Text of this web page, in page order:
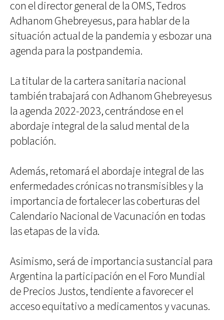
con el director general de la OMS, Tedros
Adhanom Ghebreyesus, para hablar de la
situación actual de la pandemia y esbozar una
agenda para la postpandemia.
La titular de la cartera sanitaria nacional
también trabajará con Adhanom Ghebreyesus
la agenda 2022-2023, centrándose en el
abordaje integral de la salud mental de la
población.
Además, retomará el abordaje integral de las
enfermedades crónicas no transmisibles y la
importancia de fortalecer las coberturas del
Calendario Nacional de Vacunación en todas
las etapas de la vida.
Asimismo, será de importancia sustancial para
Argentina la participación en el Foro Mundial
de Precios Justos, tendiente a favorecer el
acceso equitativo a medicamentos y vacunas.